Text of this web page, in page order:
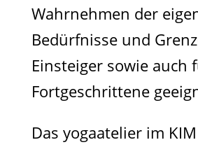
Wahrnehmen der
Bedürfnisse und
Einsteiger sowie auch
Fortgeschrittene
Das yogaatelier im